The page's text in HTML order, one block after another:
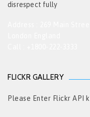
disrespect fully
FLICKR GALLERY
Please Enter Flickr API